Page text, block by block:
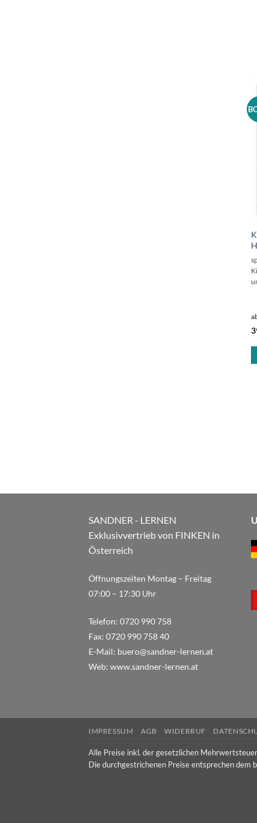
SANDNER - LERNEN
Exklusivvertrieb von FINKEN in
Österreich
Öffnungszeiten Montag – Freitag
07:00 – 17:30 Uhr
Telefon: 0720 990 758
Fax: 0720 990 758 40
E-Mail: buero@sandner-lernen.at
Web: www.sandner-lernen.at
IMPRESSUM AGB WIDERRUF
Alle Preise inkl. der gesetzlichen
Die durchgestrichenen Preise entsprechen dem